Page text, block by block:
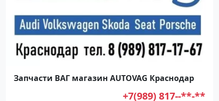
Запчасти ВАГ магазин AUTOVAG Краснодар
+7(989) 817--**-**